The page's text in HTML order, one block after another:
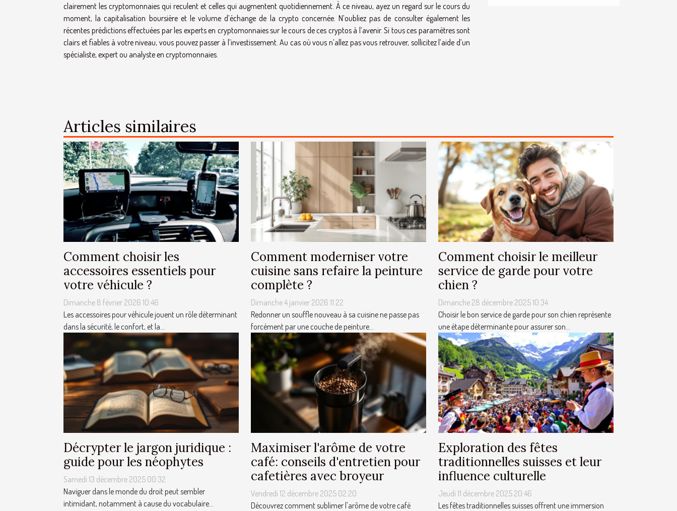
clairement les cryptomonnaies qui reculent et celles qui augmentent quotidiennement. À ce niveau, ayez un regard sur le cours du
moment, la capitalisation boursière et le volume d’échange de la crypto concernée. N’oubliez pas de consulter également les
récentes prédictions effectuées par les experts en cryptomonnaies sur le cours de ces cryptos à l’avenir. Si tous ces paramètres sont
clairs et fiables à votre niveau, vous pouvez passer à l’investissement. Au cas où vous n’allez pas vous retrouver, sollicitez l’aide d’un
spécialiste, expert ou analyste en cryptomonnaies.
Articles similaires
Comment choisir les
accessoires essentiels pour
votre véhicule ?
Dimanche 8 février 2026 10:46
Les accessoires pour véhicule jouent un rôle déterminant
dans la sécurité, le confort, et la...
Comment moderniser votre
cuisine sans refaire la peinture
complète ?
Dimanche 4 janvier 2026 11:22
Redonner un souffle nouveau à sa cuisine ne passe pas
forcément par une couche de peinture...
Comment choisir le meilleur
service de garde pour votre
chien ?
Dimanche 28 décembre 2025 10:34
Choisir le bon service de garde pour son chien représente
une étape déterminante pour assurer son...
Décrypter le jargon juridique :
guide pour les néophytes
Samedi 13 décembre 2025 00:32
Naviguer dans le monde du droit peut sembler
intimidant, notamment à cause du vocabulaire...
Maximiser l'arôme de votre
café: conseils d'entretien pour
cafetières avec broyeur
Vendredi 12 décembre 2025 02:20
Découvrez comment sublimer l'arôme de votre café
Exploration des fêtes
traditionnelles suisses et leur
influence culturelle
Jeudi 11 décembre 2025 20:46
Les fêtes traditionnelles suisses offrent une immersion